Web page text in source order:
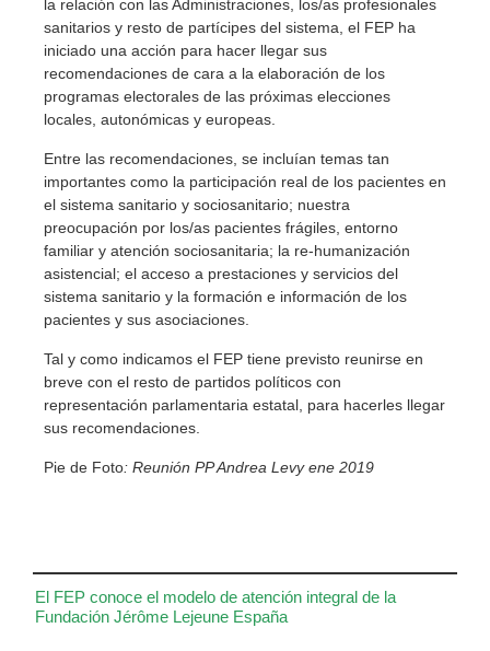
El FEP conoce el modelo de atención integral de la
Fundación Jérôme Lejeune España
la relación con las Administraciones, los/as profesionales
sanitarios y resto de partícipes del sistema, el FEP ha
iniciado una acción para hacer llegar sus
recomendaciones de cara a la elaboración de los
programas electorales de las próximas elecciones
locales, autonómicas y europeas.
Entre las recomendaciones, se incluían temas tan
importantes como la participación real de los pacientes en
el sistema sanitario y sociosanitario; nuestra
preocupación por los/as pacientes frágiles, entorno
familiar y atención sociosanitaria; la re-humanización
asistencial; el acceso a prestaciones y servicios del
sistema sanitario y la formación e información de los
pacientes y sus asociaciones.
Tal y como indicamos el FEP tiene previsto reunirse en
breve con el resto de partidos políticos con
representación parlamentaria estatal, para hacerles llegar
sus recomendaciones.
Pie de Foto: Reunión PP Andrea Levy ene 2019